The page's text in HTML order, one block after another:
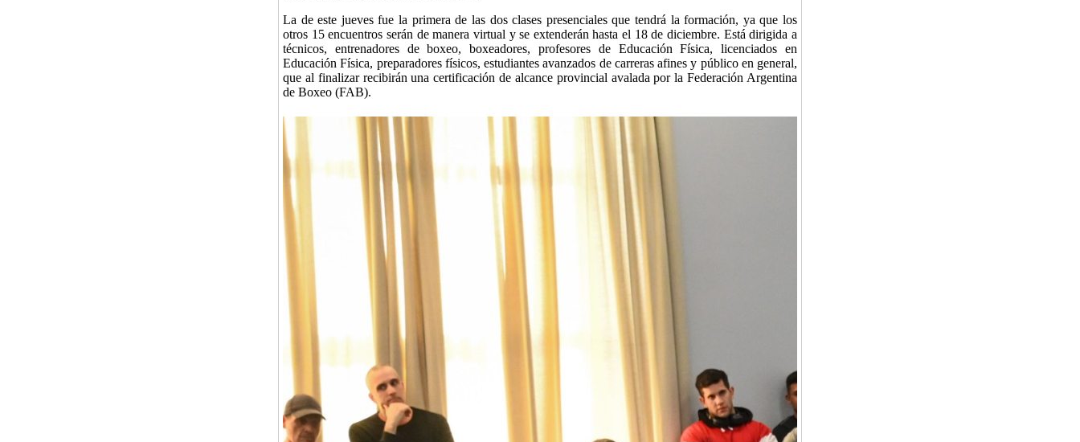
La de este jueves fue la primera de las dos clases presenciales que tendrá la formación, ya que los
otros 15 encuentros serán de manera virtual y se extenderán hasta el 18 de diciembre. Está dirigida a
técnicos, entrenadores de boxeo, boxeadores, profesores de Educación Física, licenciados en
Educación Física, preparadores físicos, estudiantes avanzados de carreras afines y público en general,
que al finalizar recibirán una certificación de alcance provincial avalada por la Federación Argentina
de Boxeo (FAB).